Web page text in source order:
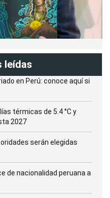
leídas
en Perú: conoce aquí si
térmicas de 5.4 °C y
2027
serán elegidas
de nacionalidad peruana a